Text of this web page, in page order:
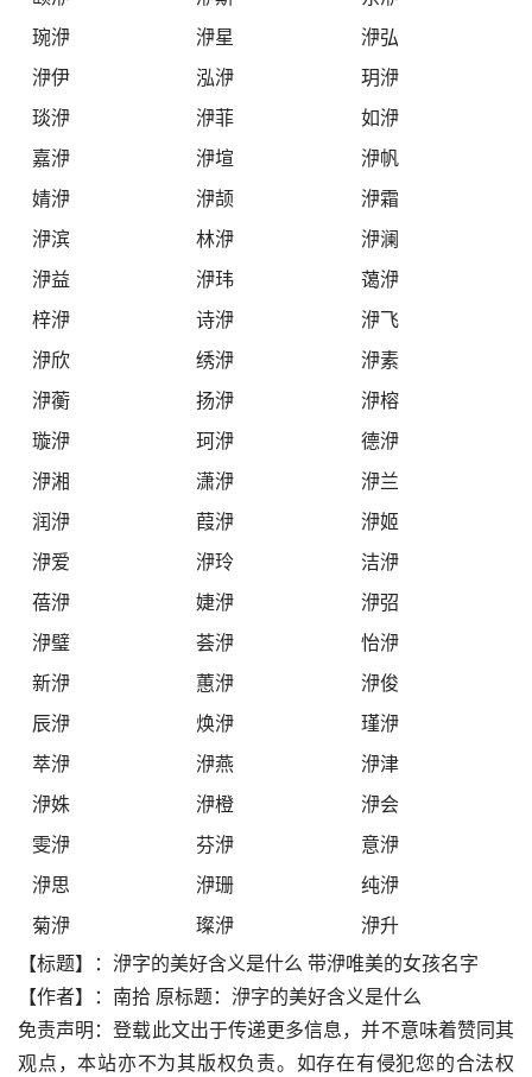
琬洢
洢星
洢弘
洢伊
泓洢
玥洢
琰洢
洢菲
如洢
嘉洢
洢塇
洢帆
婧洢
洢颉
洢霜
洢滨
林洢
洢澜
洢益
洢玮
蔼洢
梓洢
诗洢
洢飞
洢欣
绣洢
洢素
洢蘅
扬洢
洢榕
璇洢
珂洢
德洢
洢湘
潇洢
洢兰
润洢
葭洢
洢姬
洢爱
洢玲
洁洢
蓓洢
婕洢
洢弨
洢璧
荟洢
怡洢
新洢
蕙洢
洢俊
辰洢
焕洢
瑾洢
萃洢
洢燕
洢津
洢姝
洢橙
洢会
雯洢
芬洢
意洢
洢思
洢珊
纯洢
菊洢
璨洢
洢升
【标题】：洢字的美好含义是什么 带洢唯美的女孩名字
【作者】：南拾 原标题：洢字的美好含义是什么
免责声明：登载此文出于传递更多信息，并不意味着赞同其
观点，本站亦不为其版权负责。如存在有侵犯您的合法权